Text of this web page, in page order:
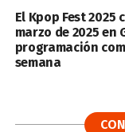
El Kpop Fest 2025
marzo de 2025 en
programación
semana